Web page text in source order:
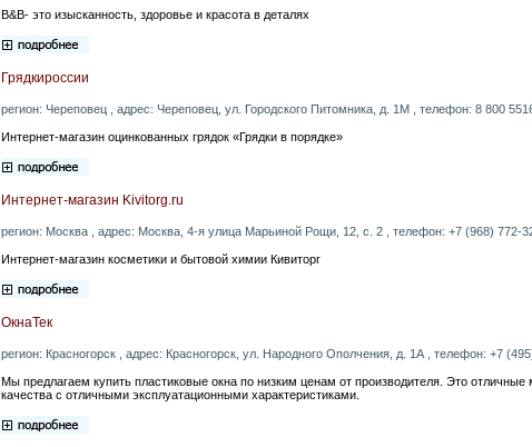
B&B- это изысканность, здоровье и красота в деталях
Грядкироссии
регион: Череповец , адрес: Череповец, ул. Городского Питомника, д. 1М , телефон: 8 800
Интернет-магазин оцинкованных грядок «Грядки в порядке»
Интернет-магазин Kivitorg.ru
регион: Москва , адрес: Москва, 4-я улица Марьиной Рощи, 12, с. 2 , телефон: +7 (968) 772-
Интернет-магазин косметики и бытовой химии Кивиторг
ОкнаТек
регион: Красногорск , адрес: Красногорск, ул. Народного Ополчения, д. 1А , телефон: +7
Мы предлагаем купить пластиковые окна по низким ценам от производителя. Это
качества с отличными эксплуатационными характеристиками.